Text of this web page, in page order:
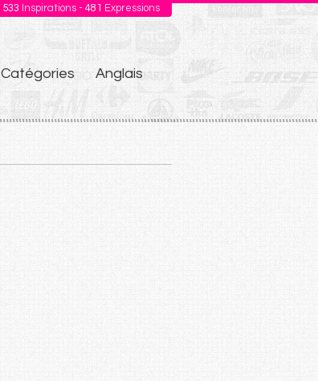
533 Inspirations - 481 Expressions
Catégories Anglais